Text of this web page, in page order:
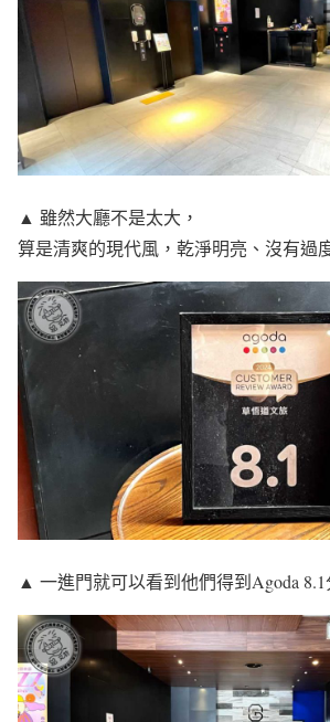
▲ 雖然大廳不是太大，
算是清爽的現代風，乾淨明亮、沒有過
▲ 一進門就可以看到他們得到Agoda